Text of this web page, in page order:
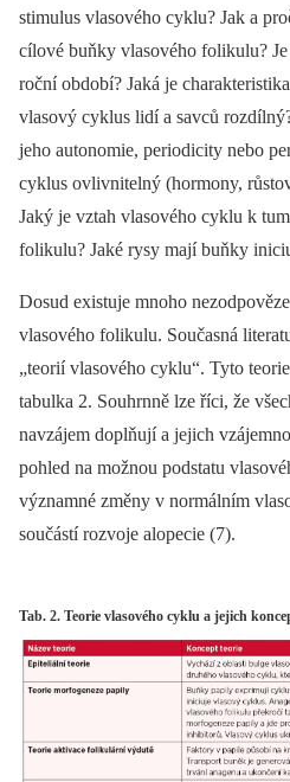
stimulus vlasového cyklu? Jak a
cílové buňky vlasového folikulu?
roční období? Jaká je
vlasový cyklus lidí a savců
jeho autonomie, periodicity nebo
cyklus ovlivnitelný (hormony,
Jaký je vztah vlasového cyklu k
folikulu? Jaké rysy mají buňky
Dosud existuje mnoho
vlasového folikulu. Současná
„teorií vlasového cyklu“. Tyto
tabulka 2. Souhrnně lze říci, že
navzájem doplňují a jejich
pohled na možnou podstatu
významné změny v normálním
součástí rozvoje alopecie (7).
Tab. 2. Teorie vlasového cyklu a jejich